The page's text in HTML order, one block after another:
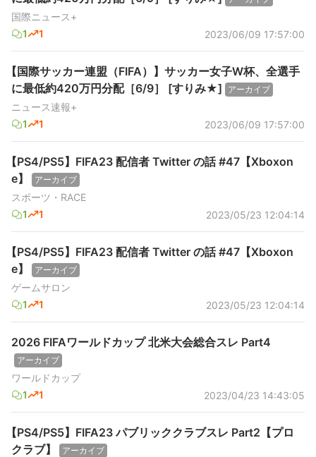
国際ニュース+
1
1 2023/06/09 17:57:00
【国際サッカー連盟（FIFA）】サッカー女子W杯、全選手
に最低約420万円分配［6/9］ [すりみ★]
アーカイブ
ニュース速報+
1
1 2023/06/09 17:57:00
【PS4/PS5】FIFA23 配信者 Twitter の話 #47【Xboxon
e】
アーカイブ
スポーツ・RACE
1
1 2023/05/23 12:04:14
【PS4/PS5】FIFA23 配信者 Twitter の話 #47【Xboxon
e】
アーカイブ
ゲームサロン
1
1 2023/05/23 12:04:14
2026 FIFAワールドカップ 北米大会総合スレ Part4
アーカイブ
ワールドカップ
1
1 2023/04/23 14:43:05
【PS4/PS5】FIFA23 パブリッククラブスレ Part2【プロ
クラブ】
アーカイブ